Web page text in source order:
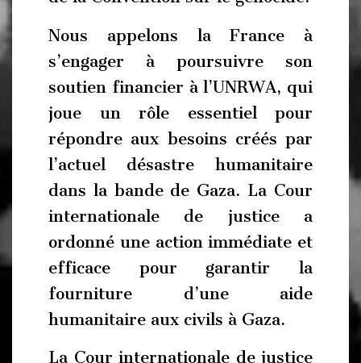
Nous appelons la France à
s’engager à poursuivre son
soutien financier à l’UNRWA, qui
joue un rôle essentiel pour
répondre aux besoins créés par
l’actuel désastre humanitaire
dans la bande de Gaza. La Cour
internationale de justice a
ordonné une action immédiate et
efficace pour garantir la
fourniture d’une aide
humanitaire aux civils à Gaza.
La Cour internationale de justice